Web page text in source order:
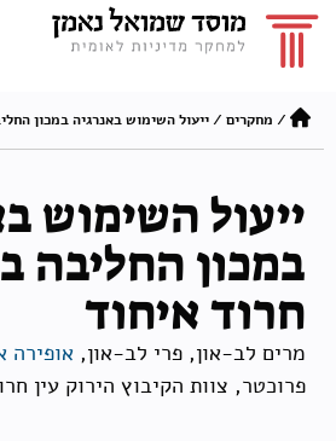
/ מחקרים /ייעול השימוש באנרגיה במכון
ייעול השימוש
במכון החליבה
חרוד איחוד
מרים לב-און, פרי לב-און, אופירה
פרוכטר, צוות הקיבוץ הירוק עין